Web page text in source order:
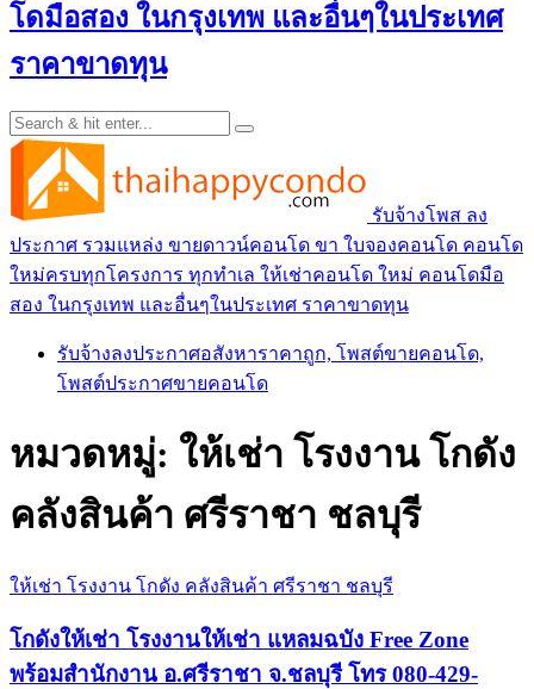
โดมือสอง ในกรุงเทพ และอื่นๆในประเทศ
ราคาขาดทุน
รับจ้างโพส ลง
ประกาศ รวมแหล่ง ขายดาวน์คอนโด ขา ใบจองคอนโด คอนโด
ใหม่ครบทุกโครงการ ทุกทำเล ให้เช่าคอนโด ใหม่ คอนโดมือ
สอง ในกรุงเทพ และอื่นๆในประเทศ ราคาขาดทุน
รับจ้างลงประกาศอสังหาราคาถูก, โพสต์ขายคอนโด,
โพสต์ประกาศขายคอนโด
หมวดหมู่: ให้เช่า โรงงาน โกดัง
คลังสินค้า ศรีราชา ชลบุรี
ให้เช่า โรงงาน โกดัง คลังสินค้า ศรีราชา ชลบุรี
โกดังให้เช่า โรงงานให้เช่า แหลมฉบัง Free Zone
พร้อมสำนักงาน อ.ศรีราชา จ.ชลบุรี โทร 080-429-